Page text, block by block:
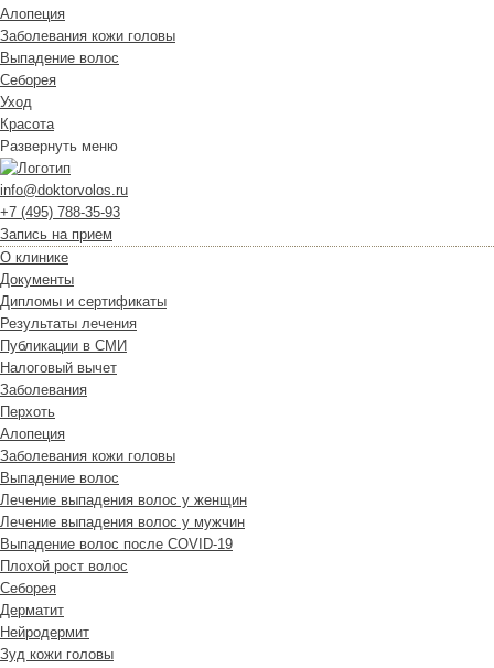
Алопеция
Заболевания кожи головы
Выпадение волос
Cеборея
Уход
Красота
Развернуть меню
info@doktorvolos.ru
+7 (495) 788-35-93
Запись на прием
О клинике
Документы
Дипломы и сертификаты
Результаты лечения
Публикации в СМИ
Налоговый вычет
Заболевания
Перхоть
Алопеция
Заболевания кожи головы
Выпадение волос
Лечение выпадения волос у женщин
Лечение выпадения волос у мужчин
Выпадение волос после COVID-19
Плохой рост волос
Cеборея
Дерматит
Нейродермит
Зуд кожи головы